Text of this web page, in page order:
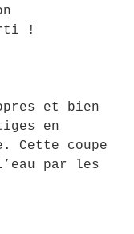
!
et bien
en
Cette coupe
par les